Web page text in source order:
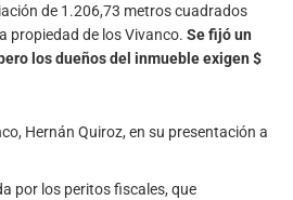
de 1.206,73 metros cuadrados
propiedad de los Vivanco.Se fijó un
los dueños del inmueble exigen $
Hernán Quiroz, en su presentación a
por los peritos fiscales, que